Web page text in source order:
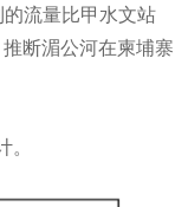
的流量比甲水文站
断湄公河在柬埔寨
。